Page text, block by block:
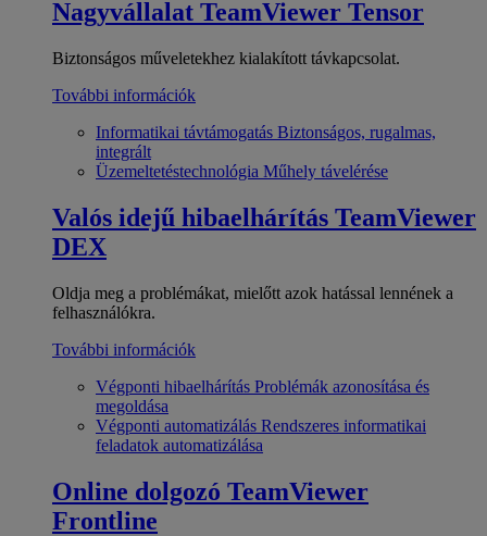
Nagyvállalat TeamViewer Tensor
Biztonságos műveletekhez kialakított távkapcsolat.
További információk
Informatikai távtámogatás Biztonságos, rugalmas,
integrált
Üzemeltetéstechnológia Műhely távelérése
Valós idejű hibaelhárítás TeamViewer
DEX
Oldja meg a problémákat, mielőtt azok hatással lennének a
felhasználókra.
További információk
Végponti hibaelhárítás Problémák azonosítása és
megoldása
Végponti automatizálás Rendszeres informatikai
feladatok automatizálása
Online dolgozó TeamViewer
Frontline